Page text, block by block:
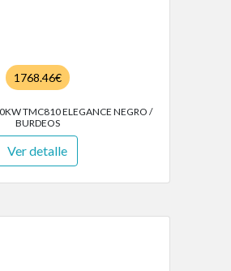
1768.46€
TMC810 ELEGANCE NEGRO /
BURDEOS
Ver detalle